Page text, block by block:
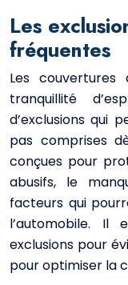
Les
fréquentes
Les couvertures
tranquillité
d’exclusions qui
pas comprises
conçues pour
abusifs, le
facteurs qui
l’automobile. Il
exclusions pour
pour optimiser la